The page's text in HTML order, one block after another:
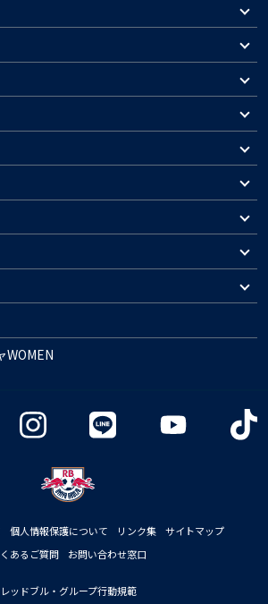
WOMEN
個人情報保護について リンク集
サイトマップ
あるご質問
お問い合わせ窓口
レッドブル・グループ行動規範